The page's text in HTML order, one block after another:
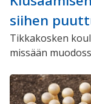
siihen
Tikkakosken
missään